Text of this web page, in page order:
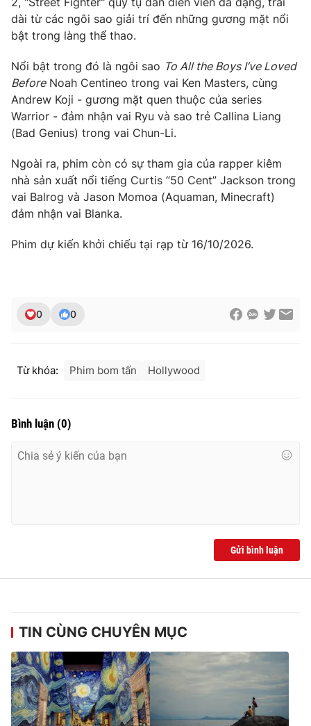
THỜI BÁO VTV
Theo dõi báo trên
Cơ quan chủ quản: Đài Truyền hình Việt Nam
Cơ quan báo chí:Thời báo VTV
Giấy phép hoạt động báo in và báo điện tử số 483/GP-BTTTT
Tổng Biên tập: Vũ Thanh Thủy
Ðiện thoại Thời báo VTV:
® Cấm sao chép dưới mọi hình thức nếu không có sự chấp
thông tin từ website này.
dài từ các ngôi sao giải trí đến những gương mặt nổi
bật trong làng thể thao.
Nổi bật trong đó là ngôi sao To All the Boys I’ve Loved
BeforeNoah Centineo trong vai Ken Masters, cùng
Andrew Koji - gương mặt quen thuộc của series
Warrior - đảm nhận vai Ryu và sao trẻ Callina Liang
(Bad Genius) trong vai Chun-Li.
Ngoài ra, phim còn có sự tham gia của rapper kiêm
nhà sản xuất nổi tiếng Curtis “50 Cent” Jackson trong
vai Balrog và Jason Momoa (Aquaman, Minecraft)
đảm nhận vai Blanka.
Phim dự kiến khởi chiếu tại rạp từ 16/10/2026.
0 0
Từ khóa: Phim bom tấn Hollywood
Bình luận (0)
Gửi bình luận
TIN CÙNG CHUYÊN MỤC